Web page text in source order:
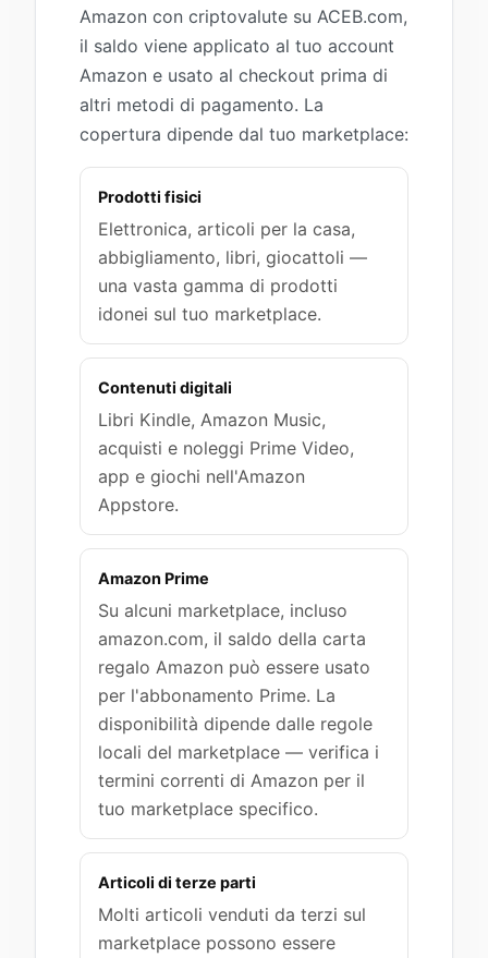
Amazon con criptovalute su ACEB.com,
il saldo viene applicato al tuo account
Amazon e usato al checkout prima di
altri metodi di pagamento. La
copertura dipende dal tuo marketplace:
Prodotti fisici
Elettronica, articoli per la casa,
abbigliamento, libri, giocattoli —
una vasta gamma di prodotti
idonei sul tuo marketplace.
Contenuti digitali
Libri Kindle, Amazon Music,
acquisti e noleggi Prime Video,
app e giochi nell'Amazon
Appstore.
Amazon Prime
Su alcuni marketplace, incluso
amazon.com, il saldo della carta
regalo Amazon può essere usato
per l'abbonamento Prime. La
disponibilità dipende dalle regole
locali del marketplace — verifica i
termini correnti di Amazon per il
tuo marketplace specifico.
Articoli di terze parti
Molti articoli venduti da terzi sul
marketplace possono essere